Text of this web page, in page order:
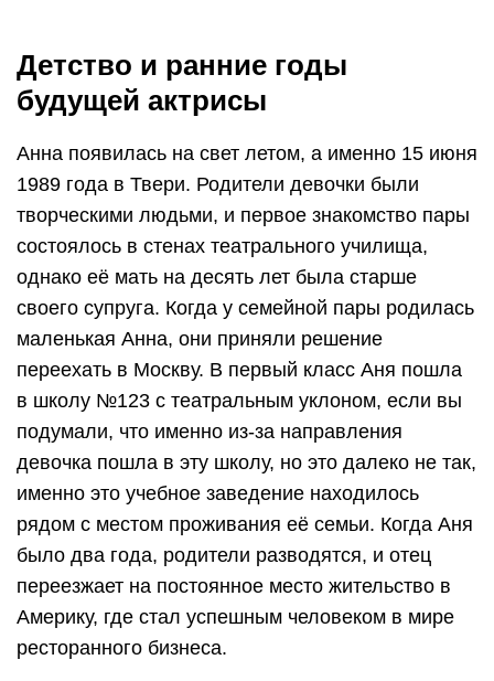
Детство и ранние годы
будущей актрисы
Анна появилась на свет летом, а именно 15 июня
1989 года в Твери. Родители девочки были
творческими людьми, и первое знакомство пары
состоялось в стенах театрального училища,
однако её мать на десять лет была старше
своего супруга. Когда у семейной пары родилась
маленькая Анна, они приняли решение
переехать в Москву. В первый класс Аня пошла
в школу №123 с театральным уклоном, если вы
подумали, что именно из-за направления
девочка пошла в эту школу, но это далеко не так,
именно это учебное заведение находилось
рядом с местом проживания её семьи. Когда Аня
было два года, родители разводятся, и отец
переезжает на постоянное место жительство в
Америку, где стал успешным человеком в мире
ресторанного бизнеса.